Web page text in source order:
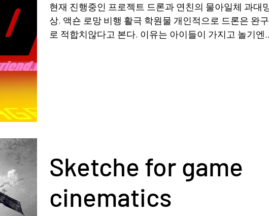
현재 진행중인 프로젝트 드론과 연친의 물아일체 과대망
상, 액숀 로망 비행 활극 학원물 개인적으로 드론은 완구
로 적합치않다고 본다. 이유는 아이들이 가지고 놀기엔
Sketche for game
cinematics